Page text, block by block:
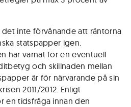
inte förvånande att räntorna
statspapper igen.
har varnat för en eventuell
och skillnaden mellan
är för närvarande på sin
2011/2012. Enligt
en tidsfråga innan den